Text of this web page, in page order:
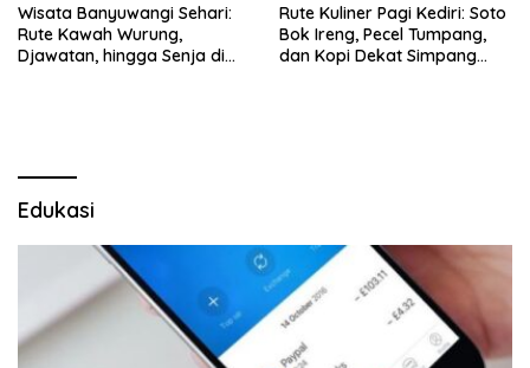
Wisata Banyuwangi Sehari:
Rute Kawah Wurung,
Djawatan, hingga Senja di
Rute Kuliner Pagi Kediri: Soto
Bok Ireng, Pecel Tumpang,
dan Kopi Dekat Simpang
Edukasi